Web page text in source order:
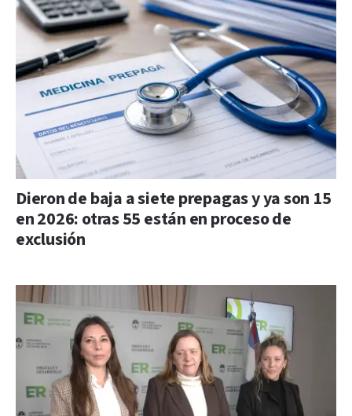
Dieron de baja a siete prepagas y ya son 15
en 2026: otras 55 están en proceso de
exclusión